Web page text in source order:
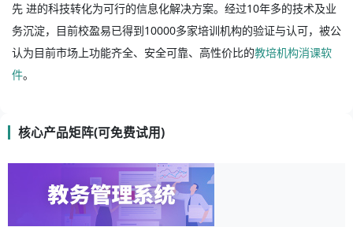
先 进的科技转化为可行的信息化解决方案。经过10年多的技术及业
务沉淀，目前校盈易已得到10000多家培训机构的验证与认可，被公
认为目前市场上功能齐全、安全可靠、高性价比的教培机构消课软
件。
核心产品矩阵(可免费试用)